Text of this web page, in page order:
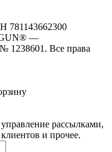
781143662300
—
1238601. Все права
рассылками,
и прочее.